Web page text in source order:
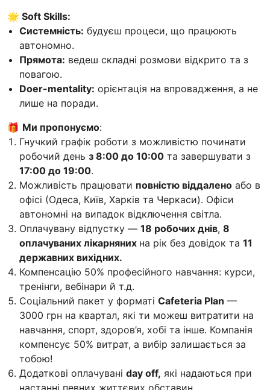
🌟 Soft Skills:
Системність: будуєш процеси, що працюють
автономно.
Прямота: ведеш складні розмови відкрито та з
повагою.
Doer-mentality: орієнтація на впровадження, а не
лише на поради.
🎁 Ми пропонуємо:
Гнучкий графік роботи з можливістю починати
робочий день з 8:00 до 10:00 та завершувати з
17:00 до 19:00.
Можливість працювати повністю віддалено або в
офісі (Одеса, Київ, Харків та Черкаси). Офіси
автономні на випадок відключення світла.
Оплачувану відпустку — 18 робочих днів, 8
оплачуваних лікарняних на рік без довідок та 11
державних вихідних.
Компенсацію 50% професійного навчання: курси,
тренінги, вебінари й т.д.
Соціальний пакет у форматі Cafeteria Plan —
3000 грн на квартал, які ти можеш витратити на
навчання, спорт, здоров’я, хобі та інше. Компанія
компенсує 50% витрат, а вибір залишається за
тобою!
Додаткові оплачувані day off, які надаються при
настанні певних життєвих обставин.